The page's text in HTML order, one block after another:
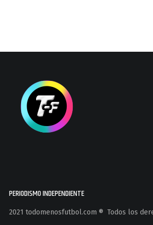
PERIODISMO INDEPENDIENTE
2021 todomenosfutbol.com ®️ Todos los